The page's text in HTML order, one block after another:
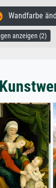
Wandfarbe
anzeigen (2)